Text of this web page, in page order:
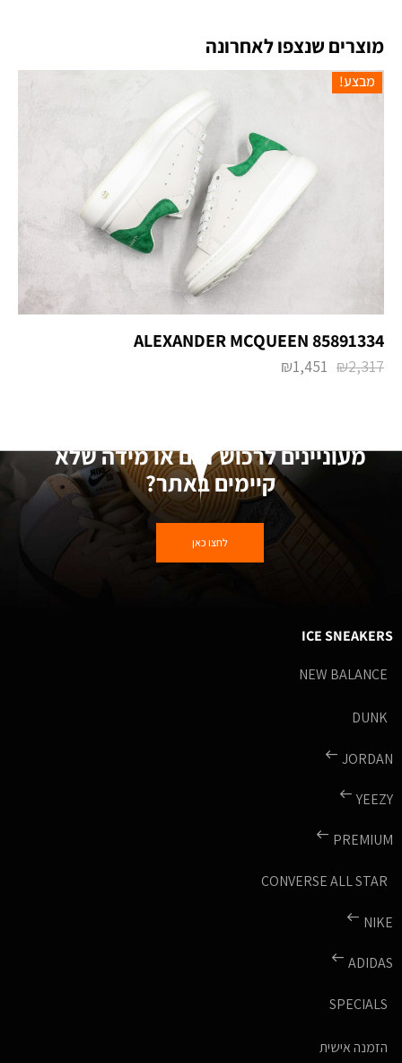
מוצרים שנצפו לאחרונה
מבצע!
ALEXANDER MCQUEEN 85891334
₪2,317
₪1,451
מעוניינים לרכוש דגם או מידה שלא
קיימים באתר?
לחצו כאן
ICE SNEAKERS
NEW BALANCE
DUNK
JORDAN
YEEZY
PREMIUM
CONVERSE ALL STAR
NIKE
ADIDAS
SPECIALS
הזמנה אישית